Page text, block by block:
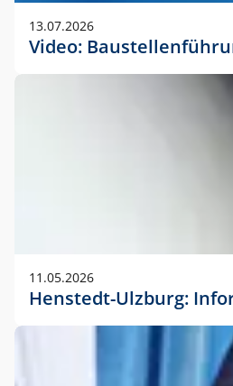
13.07.2026
Video:
11.05.2026
Henstedt-Ulzburg: